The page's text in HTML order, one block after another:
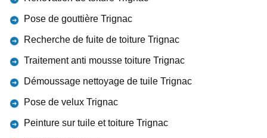
Pose de gouttière Trignac
Recherche de fuite de toiture Trignac
Traitement anti mousse toiture Trignac
Démoussage nettoyage de tuile Trignac
Pose de velux Trignac
Peinture sur tuile et toiture Trignac